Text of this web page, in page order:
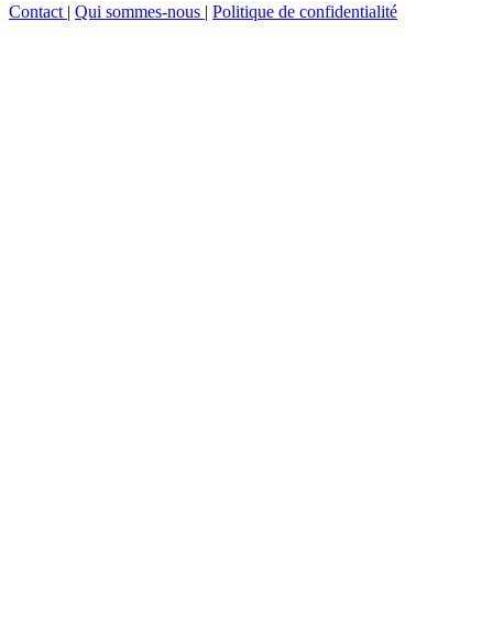
Contact | Qui sommes-nous | Politique de confidentialité